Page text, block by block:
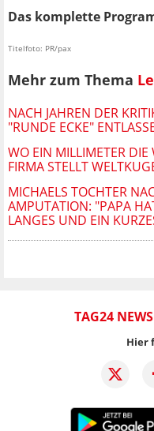
Das komplette
Titelfoto: PR/pax
Mehr zum Thema
NACH JAHREN DER
"RUNDE ECKE"
WO EIN MILLIMETER DIE
FIRMA STELLT
MICHAELS TOCHTER
AMPUTATION: "PAPA
LANGES UND EIN
TAG24
Hier